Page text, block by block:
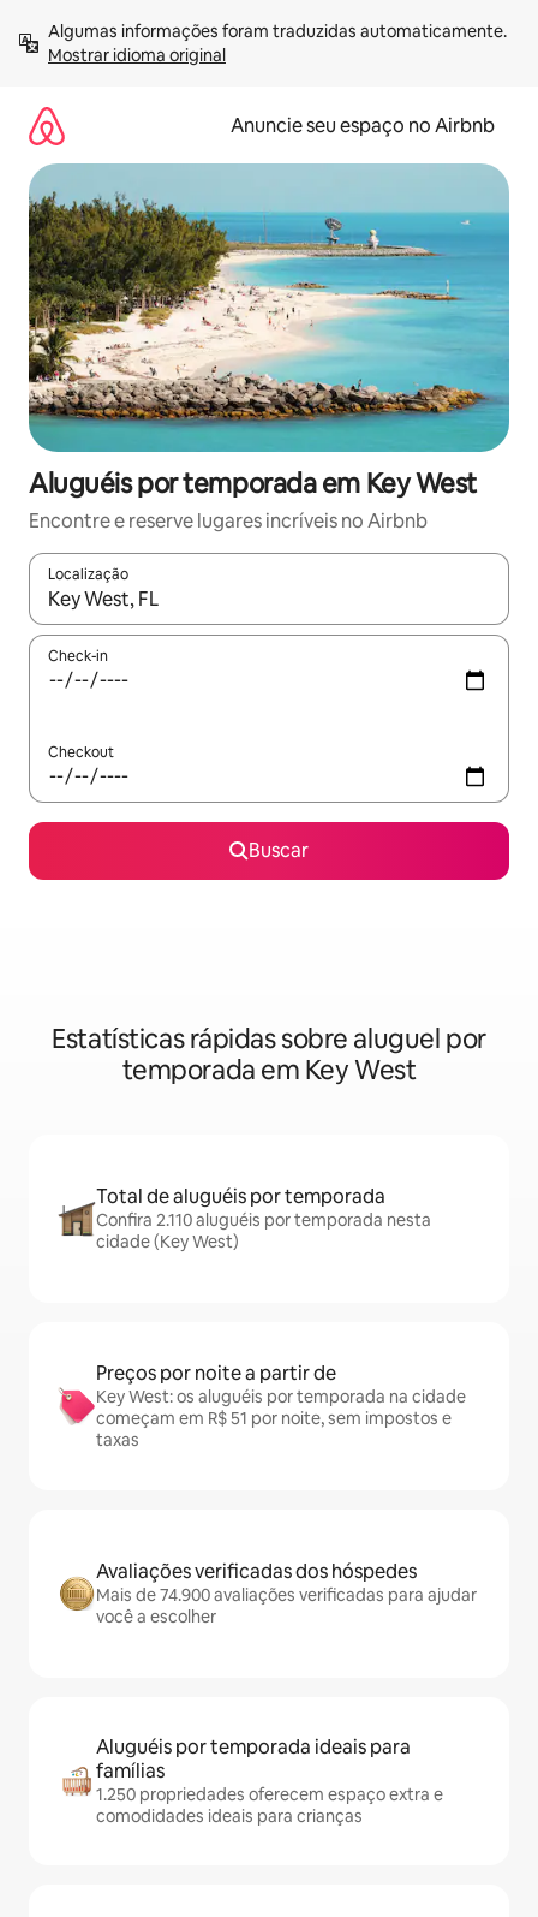
para
Mostrar idioma original
Anuncie seu espaço no Airbnb
Aluguéis por temporada em Key West
Encontre e reserve lugares incríveis no Airbnb
Localização
Quando os resultados estiverem disponíveis, explore-os
Check-in
Checkout
Buscar
Estatísticas rápidas sobre aluguel por
temporada em Key West
Total de aluguéis por temporada
Confira 2.110 aluguéis por temporada nesta
cidade (Key West)
Preços por noite a partir de
Key West: os aluguéis por temporada na cidade
começam em R$ 51 por noite, sem impostos e
taxas
Avaliações verificadas dos hóspedes
Mais de 74.900 avaliações verificadas para ajudar
você a escolher
Aluguéis por temporada ideais para
famílias
1.250 propriedades oferecem espaço extra e
comodidades ideais para crianças